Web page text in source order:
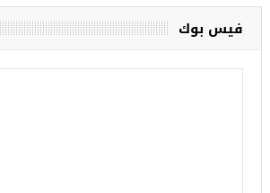
تركيا تحتل المرتبة الأولى عالميا بالمساعدات
العدالة والتنمية.. كشف ملابسات مقتل